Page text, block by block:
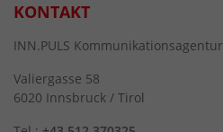
KONTAKT
INN.PULS Kommunikationsagentur
Valiergasse 58
6020 Innsbruck / Tirol